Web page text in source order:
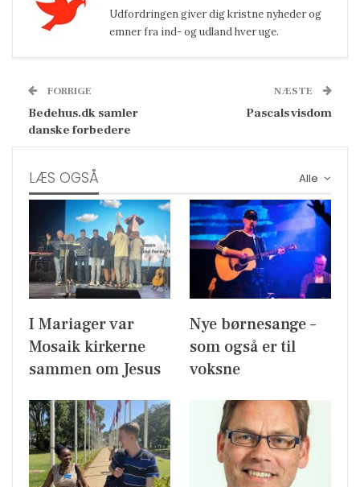
Udfordringen giver dig kristne nyheder og
emner fra ind- og udland hver uge.
FORRIGE
Bedehus.dk samler
danske forbedere
NÆSTE
Pascals visdom
Alle
LÆS OGSÅ
I Mariager var
Mosaik kirkerne
sammen om Jesus
Nye børnesange –
som også er til
voksne